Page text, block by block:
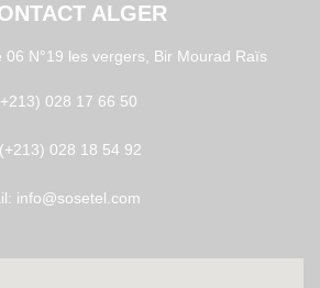
ALGER
06 N°19 les vergers, Bir Mourad Raïs
028 17 66 50
028 18 54 92
info@sosetel.com